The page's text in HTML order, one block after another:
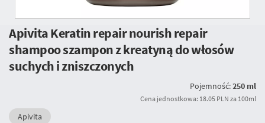
Apivita Keratin repair nourish repair
shampoo szampon z kreatyną do włosów
suchych i zniszczonych
Pojemność:250 ml
Cena jednostkowa: 18.05 PLN za 100ml
Apivita